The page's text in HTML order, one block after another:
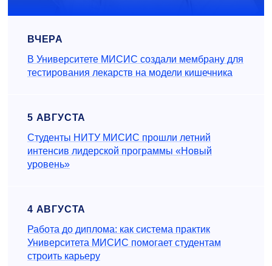
ВЧЕРА
В Университете МИСИС создали мембрану для
тестирования лекарств на модели кишечника
5 АВГУСТА
Студенты НИТУ МИСИС прошли летний
интенсив лидерской программы «Новый
уровень»
4 АВГУСТА
Работа до диплома: как система практик
Университета МИСИС помогает студентам
строить карьеру